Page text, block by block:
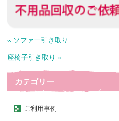
« ソファー引き取り
座椅子引き取り »
カテゴリー
ご利用事例